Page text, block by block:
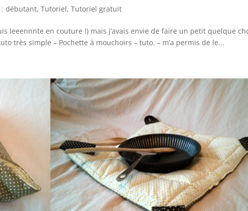
: débutant,Tutoriel,Tutoriel gratuit
leeennnte en couture !) mais j’avais envie de faire un petit quelque
très simple – Pochette à mouchoirs – tuto. – m’a permis de le...